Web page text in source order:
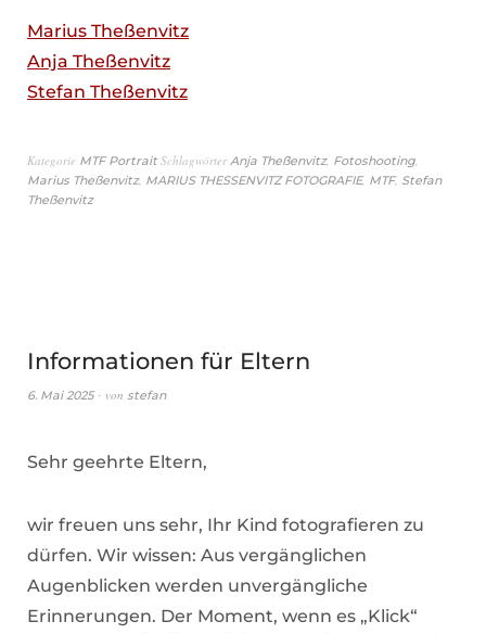
Marius Theßenvitz
Anja Theßenvitz
Stefan Theßenvitz
Kategorie MTF Portrait Schlagwörter Anja Theßenvitz, Fotoshooting
Marius Theßenvitz, MARIUS THESSENVITZ FOTOGRAFIE, MTF, Stefan
Theßenvitz
Informationen für Eltern
6. Mai 2025 von stefan
Sehr geehrte Eltern,
wir freuen uns sehr, Ihr Kind fotografieren zu
dürfen. Wir wissen: Aus vergänglichen
Augenblicken werden unvergängliche
Erinnerungen. Der Moment, wenn es „Klick“